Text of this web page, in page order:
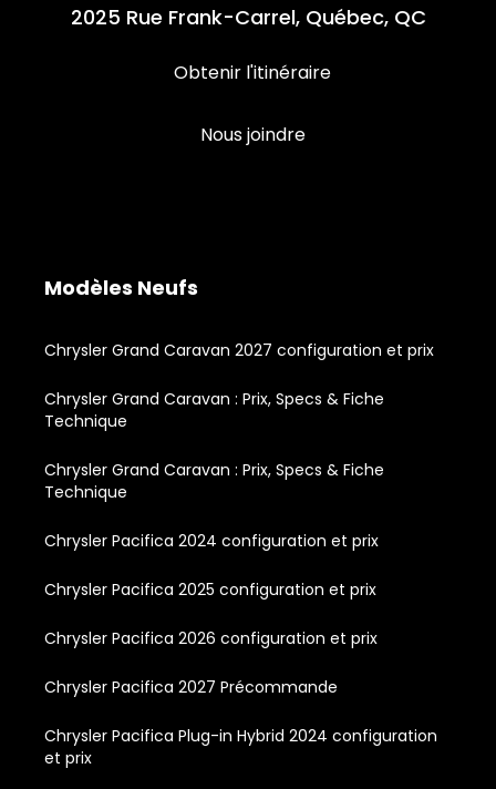
2025 Rue Frank-Carrel, Québec, QC
Obtenir l'itinéraire
Nous joindre
Modèles Neufs
Chrysler Grand Caravan 2027 configuration et prix
Chrysler Grand Caravan : Prix, Specs & Fiche
Technique
Chrysler Grand Caravan : Prix, Specs & Fiche
Technique
Chrysler Pacifica 2024 configuration et prix
Chrysler Pacifica 2025 configuration et prix
Chrysler Pacifica 2026 configuration et prix
Chrysler Pacifica 2027 Précommande
Chrysler Pacifica Plug-in Hybrid 2024 configuration
et prix